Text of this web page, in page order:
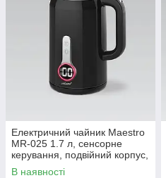
Електричний чайник Maestro
MR-025 1.7 л, сенсорне
керування, подвійний корпус,
сталь всередині
В наявності